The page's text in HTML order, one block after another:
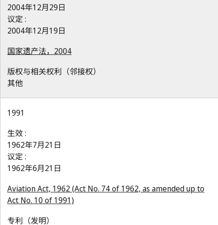
2004年12月29日
议定 :
2004年12月19日
国家遗产法，2004
版权与相关权利（邻接权）
其他
1991
生效 :
1962年7月21日
议定 :
1962年6月21日
Aviation Act, 1962 (Act No. 74 of 1962, as amended up to
Act No. 10 of 1991)
专利（发明）